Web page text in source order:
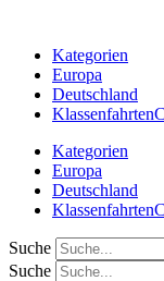
springenKategorien
Europa
Deutschland
Kategorien
Europa
Deutschland
Suche
Suche